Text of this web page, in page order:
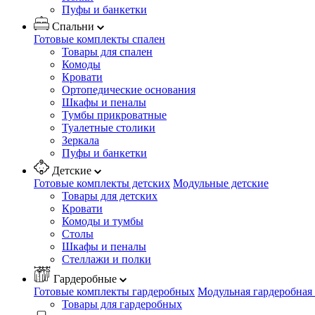
Пуфы и банкетки
Спальни
Готовые комплекты спален
Товары для спален
Комоды
Кровати
Ортопедические основания
Шкафы и пеналы
Тумбы прикроватные
Туалетные столики
Зеркала
Пуфы и банкетки
Детские
Готовые комплекты детских Модульные детские
Товары для детских
Кровати
Комоды и тумбы
Столы
Шкафы и пеналы
Стеллажи и полки
Гардеробные
Готовые комплекты гардеробных Модульная
Товары для гардеробных